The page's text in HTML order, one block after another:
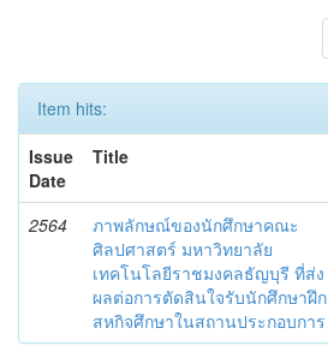
Item hits:
Issue
Date
Title
2564
ภาพลักษณ์ของนักศึกษาคณะ
ศิลปศาสตร์ มหาวิทยาลัย
เทคโนโลยีราชมงคลธัญบุรี ที่ส่ง
ผลต่อการตัดสินใจรับนักศึกษาฝึก
สหกิจศึกษาในสถานประกอบการ